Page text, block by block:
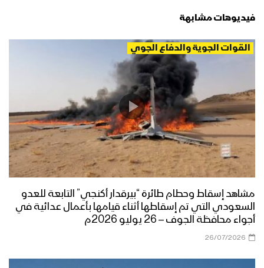
فيديوهات مشابهة
القوات الجوية والدفاع الجوي
مشاهد إسقاط وحطام طائرة “بيرقدار أكنجي” التابعة للعدو
السعودي التي تم إسقاطها أثناء قيامها بأعمال عدائية في
أجواء محافظة الجوف – 26 يوليو 2026م
26/07/2026